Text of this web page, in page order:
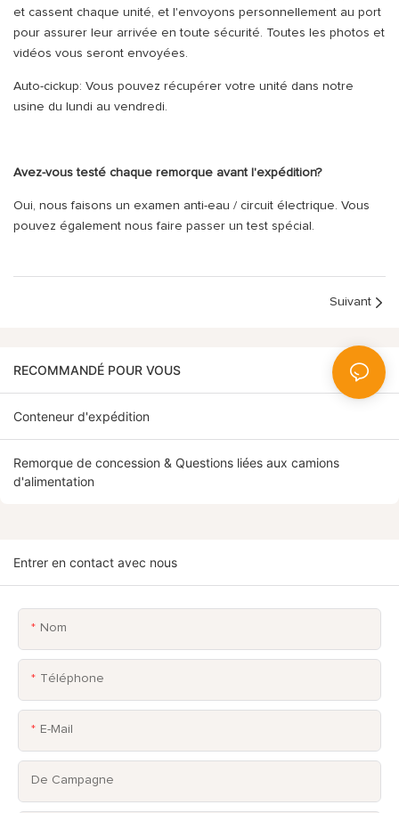
et cassent chaque unité, et l'envoyons personnellement au port
pour assurer leur arrivée en toute sécurité. Toutes les photos et
vidéos vous seront envoyées.
Auto-cickup: Vous pouvez récupérer votre unité dans notre
usine du lundi au vendredi.
Avez-vous testé chaque remorque avant l'expédition?
Oui, nous faisons un examen anti-eau / circuit électrique. Vous
pouvez également nous faire passer un test spécial.
Suivant
RECOMMANDÉ POUR VOUS
Conteneur d'expédition
Remorque de concession & Questions liées aux camions
d'alimentation
Entrer en contact avec nous
Nom
Téléphone
E-Mail
De Campagne